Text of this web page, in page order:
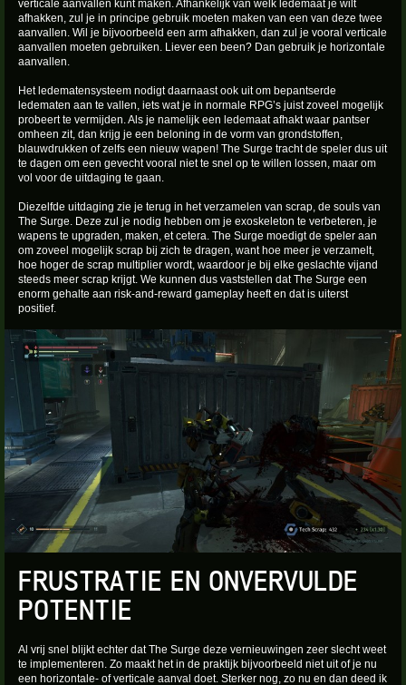
verticale aanvallen kunt maken. Afhankelijk van welk ledemaat je wilt
afhakken, zul je in principe gebruik moeten maken van een van deze twee
aanvallen. Wil je bijvoorbeeld een arm afhakken, dan zul je vooral verticale
aanvallen moeten gebruiken. Liever een been? Dan gebruik je horizontale
aanvallen.
Het ledematensysteem nodigt daarnaast ook uit om bepantserde
ledematen aan te vallen, iets wat je in normale RPG’s juist zoveel mogelijk
probeert te vermijden. Als je namelijk een ledemaat afhakt waar pantser
omheen zit, dan krijg je een beloning in de vorm van grondstoffen,
blauwdrukken of zelfs een nieuw wapen! The Surge tracht de speler dus uit
te dagen om een gevecht vooral niet te snel op te willen lossen, maar om
vol voor de uitdaging te gaan.
Diezelfde uitdaging zie je terug in het verzamelen van scrap, de souls van
The Surge. Deze zul je nodig hebben om je exoskeleton te verbeteren, je
wapens te upgraden, maken, et cetera. The Surge moedigt de speler aan
om zoveel mogelijk scrap bij zich te dragen, want hoe meer je verzamelt,
hoe hoger de scrap multiplier wordt, waardoor je bij elke geslachte vijand
steeds meer scrap krijgt. We kunnen dus vaststellen dat The Surge een
enorm gehalte aan risk-and-reward gameplay heeft en dat is uiterst
positief.
FRUSTRATIE EN ONVERVULDE
POTENTIE
Al vrij snel blijkt echter dat The Surge deze vernieuwingen zeer slecht weet
te implementeren. Zo maakt het in de praktijk bijvoorbeeld niet uit of je nu
een horizontale- of verticale aanval doet. Sterker nog, zo nu en dan deed ik